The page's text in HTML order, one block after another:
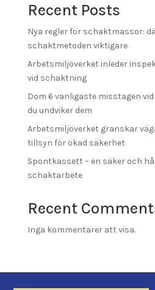
Recent Posts
Nya regler för schaktmassor:
schaktmetoden viktigare
Arbetsmiljöverket inleder
vid schaktning
Dom 6 vanligaste misstagen
du undviker dem
Arbetsmiljöverket granskar
tillsyn för ökad säkerhet
Spontkassett – en säker och
schaktarbete
Recent
Inga kommentarer att visa.